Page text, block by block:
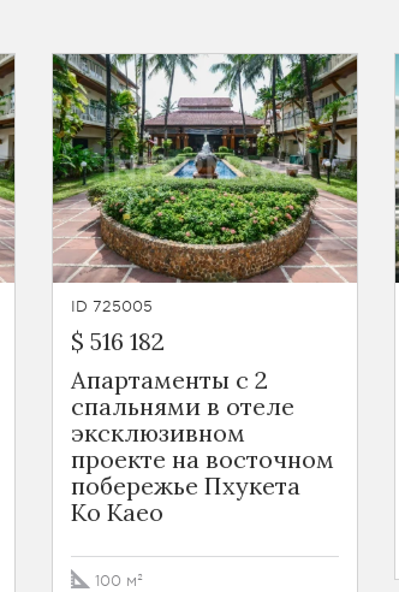
ID 725005
$ 516 182
Апартаменты с 2
спальнями в отеле
эксклюзивном
проекте на восточном
побережье Пхукета
Ko Kaeo
100 м²